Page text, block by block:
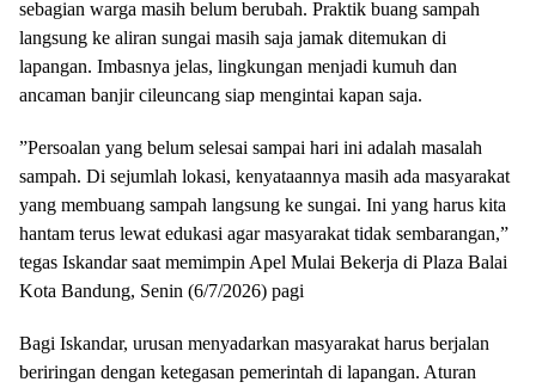
sebagian warga masih belum berubah. Praktik buang sampah
langsung ke aliran sungai masih saja jamak ditemukan di
lapangan. Imbasnya jelas, lingkungan menjadi kumuh dan
ancaman banjir cileuncang siap mengintai kapan saja.
​”Persoalan yang belum selesai sampai hari ini adalah masalah
sampah. Di sejumlah lokasi, kenyataannya masih ada masyarakat
yang membuang sampah langsung ke sungai. Ini yang harus kita
hantam terus lewat edukasi agar masyarakat tidak sembarangan,”
tegas Iskandar saat memimpin Apel Mulai Bekerja di Plaza Balai
Kota Bandung, Senin (6/7/2026) pagi
​Bagi Iskandar, urusan menyadarkan masyarakat harus berjalan
beriringan dengan ketegasan pemerintah di lapangan. Aturan